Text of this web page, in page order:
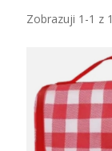
Zobrazuji 1-1 z 1